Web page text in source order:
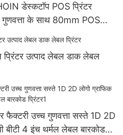
डेस्कटॉप POS प्रिंटर
के साथ 80mm POS
उत्पाद लेबल डाक लेबल
फैक्टरी उच्च गुणवत्ता सस्ते 1D 2D
बीटी 4 इंच थर्मल लेबल बारकोड